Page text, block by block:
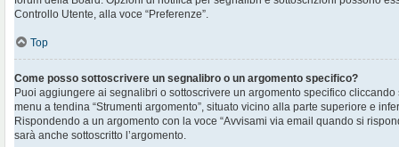
Controllo Utente, alla voce “Preferenze”.
Top
Come posso sottoscrivere un segnalibro o un argomento specifico?
Puoi aggiungere ai segnalibri o sottoscrivere un argomento specifico
menu a tendina “Strumenti argomento”, situato vicino alla parte superiore e
Rispondendo a un argomento con la voce “Avvisami via email quando si
sarà anche sottoscritto l’argomento.